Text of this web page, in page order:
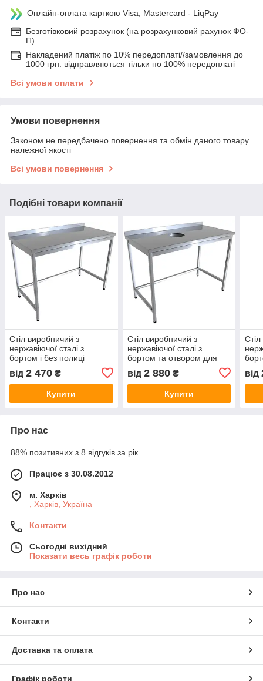
Онлайн-оплата карткою Visa, Mastercard - LiqPay
Безготівковий розрахунок (на розрахунковий рахунок ФО-
П)
Накладений платіж по 10% передоплаті//замовлення до
1000 грн. відправляються тільки по 100% передоплаті
Всі умови оплати
Умови повернення
Законом не передбачено повернення та обмін даного товару
належної якості
Всі умови повернення
Подібні товари компанії
Стіл виробничий з
нержавіючої сталі з
бортом і без полиці
від 2 470 ₴
Купити
Стіл виробничий з
нержавіючої сталі з
бортом та отвором для
від 2 880₴
Купити
від
Про нас
88% позитивних з 8 відгуків за рік
Працює з 30.08.2012
м. Харків
, Харків, Україна
Контакти
Сьогодні вихідний
Показати весь графік роботи
Про нас
Контакти
Доставка та оплата
Графік роботи